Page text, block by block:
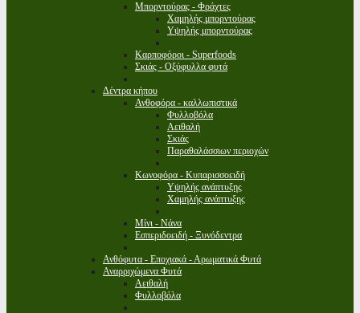
Μπορντούρας - Φράχτες
Χαμηλής μπορντούρας
Υψηλής μπορντούρας
Καρποφόροι - Superfoods
Σκιάς - Οξύφυλλα φυτά
Δέντρα κήπου
Ανθοφόρα - καλλωπιστικά
Φυλλοβόλα
Αειθαλή
Σκιάς
Παραθαλάσσιων περιοχών
Κωνοφόρα - Κυπαρισσοειδή
Υψηλής ανάπτυξης
Χαμηλής ανάπτυξης
Μίνι - Νάνα
Εσπεριδοειδή - Ξυνόδεντρα
Ανθόφυτα - Εποχιακά - Αρωματικά Φυτά
Αναρριχώμενα Φυτά
Αειθαλή
Φυλλοβόλα